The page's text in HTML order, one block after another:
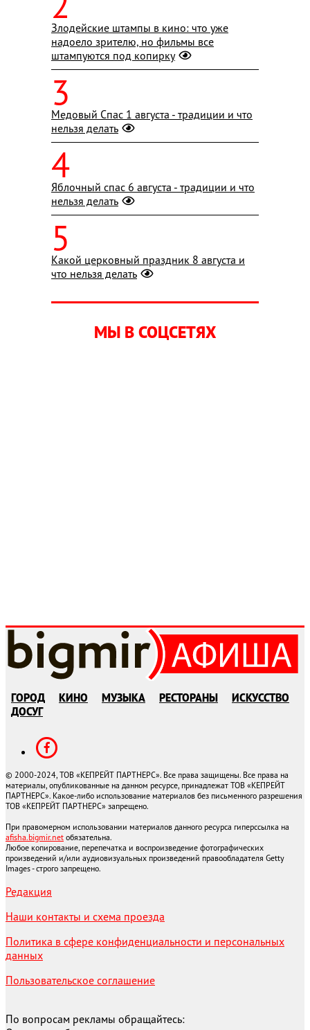
Злодейские штампы в кино: что уже
надоело зрителю, но фильмы все
штампуются под копирку
Медовый Спас 1 августа - традиции и что
нельзя делать
Яблочный спас 6 августа - традиции и что
нельзя делать
Какой церковный праздник 8 августа и
что нельзя делать
МЫ В СОЦСЕТЯХ
ГОРОД КИНО МУЗЫКА РЕСТОРАНЫ
ИСКУССТВО
ДОСУГ
© 2000-2024, ТОВ «КЕПРЕЙТ ПАРТНЕРС». Все права защищены. Все права на
материалы, опубликованные на данном ресурсе, принадлежат ТОВ «КЕПРЕЙТ
ПАРТНЕРС». Какое-либо использование материалов без письменного разрешения
ТОВ «КЕПРЕЙТ ПАРТНЕРС» запрещено.
При правомерном использовании материалов данного ресурса гиперссылка на
afisha.bigmir.net обязательна.
Любое копирование, перепечатка и воспроизведение фотографических
произведений и/или аудиовизуальных произведений правообладателя Getty
Images - строго запрещено.
Редакция
Наши контакты и схема проезда
Политика в сфере конфиденциальности и персональных
данных
Пользовательское соглашение
По вопросам рекламы обращайтесь: